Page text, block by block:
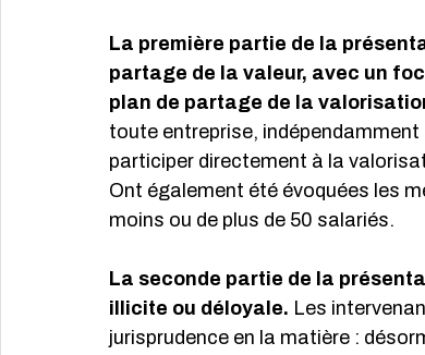
La première partie de la
partage de la valeur, avec un
plan de partage de la
toute entreprise,
participer directement à la
Ont également été évoquées les
moins ou de plus de 50 salariés.
La seconde partie de la
illicite ou déloyale. Les
jurisprudence en la matière :